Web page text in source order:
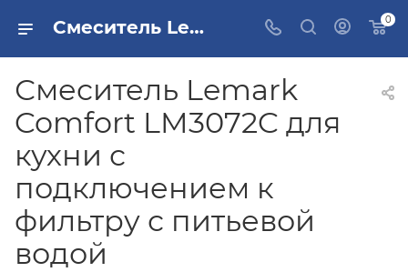
Смеситель Lemark Comfort LM3072C для кухни с подключением к фильтру с питьевой водой купить в Москве 0
Смеситель Lemark
Comfort LM3072C для
кухни с
подключением к
фильтру с питьевой
водой